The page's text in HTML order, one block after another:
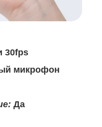
30fps
микрофон
Да